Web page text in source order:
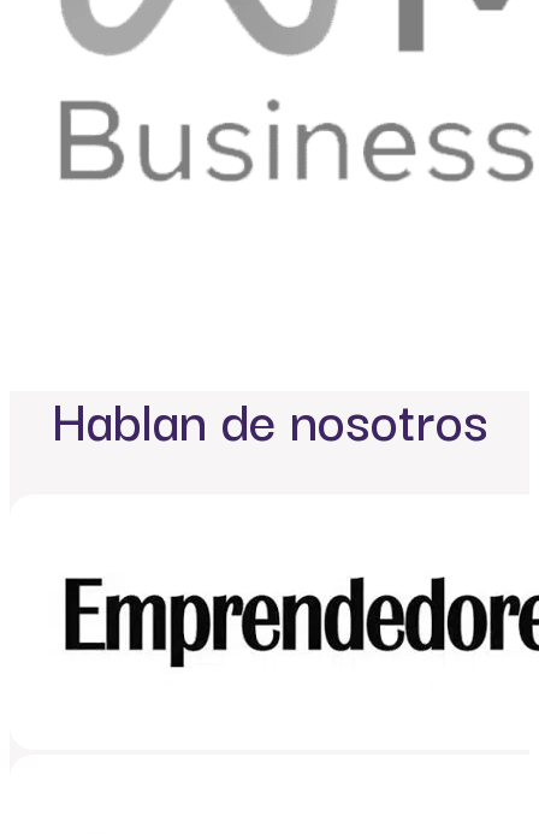
Hablan de nosotros